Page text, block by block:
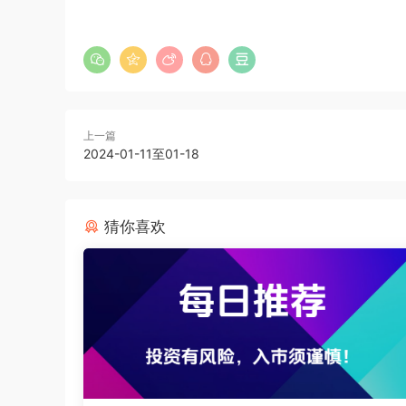
上一篇
2024-01-11至01-18
猜你喜欢